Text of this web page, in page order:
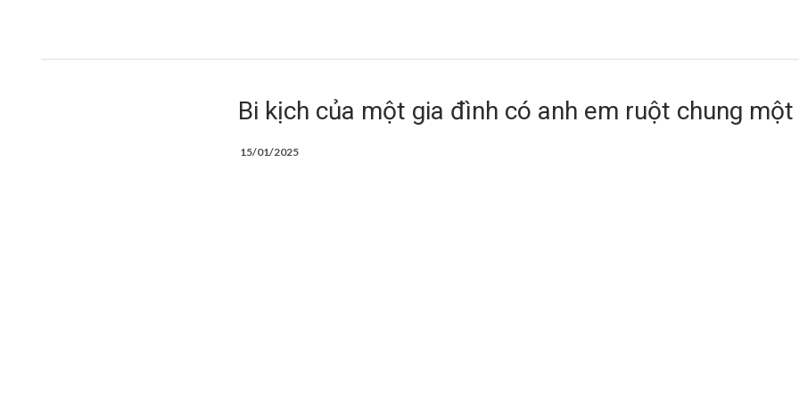
Bi kịch của một gia đình có anh em ruột chung
15/01/2025